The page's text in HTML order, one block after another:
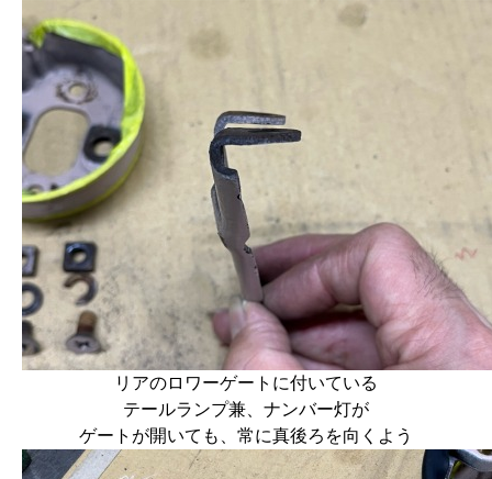
リアのロワーゲートに付いている
テールランプ兼、ナンバー灯が
ゲートが開いても、常に真後ろを向くよう